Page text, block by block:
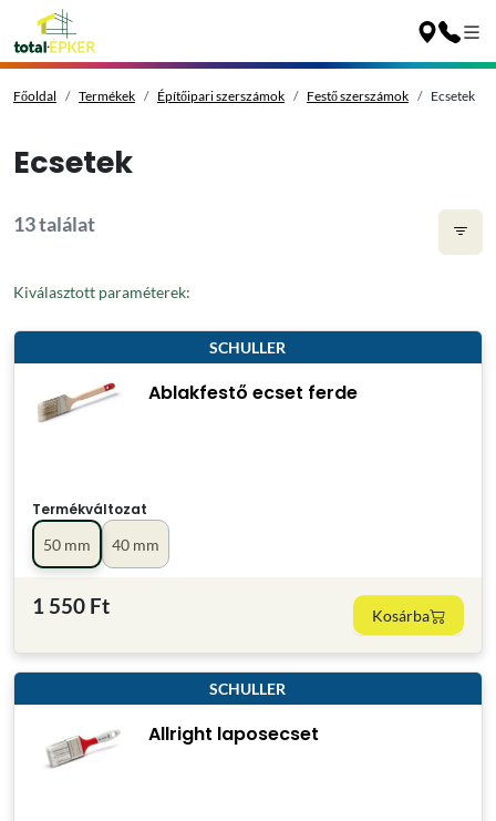
Főoldal Termékek Építőipari szerszámok Festő szerszámok Ecsetek
Ecsetek
13 találat
Kiválasztott paraméterek:
SCHULLER
Ablakfestő ecset ferde
Termékváltozat
40 mm
50 mm
1 550 Ft Kosárba
SCHULLER
Allright laposecset